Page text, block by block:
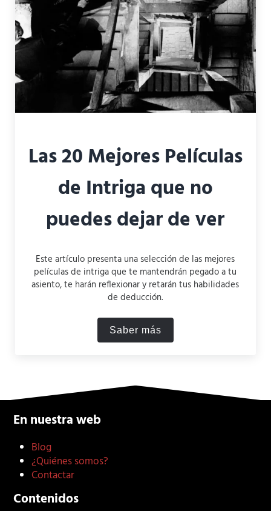
Las 20 Mejores Películas
de Intriga que no
puedes dejar de ver
Este artículo presenta una selección de las mejores
películas de intriga que te mantendrán pegado a tu
asiento, te harán reflexionar y retarán tus habilidades
de deducción.
Saber másLas 20 Mejores Películas
En nuestra web
Blog
¿Quiénes somos?
Contactar
Contenidos